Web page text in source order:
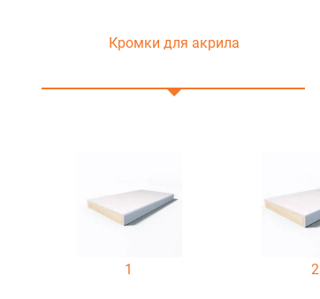
Кромки для акрила
1 2